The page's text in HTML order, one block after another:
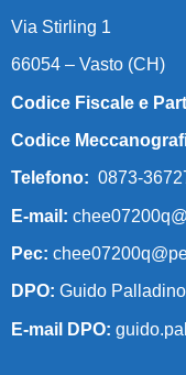
Via Stirling 1
66054 – Vasto (CH)
Codice Fiscale e
Codice
Telefono: 0873-
E-mail:
Pec:
DPO: Guido Palladino
E-mail DPO: